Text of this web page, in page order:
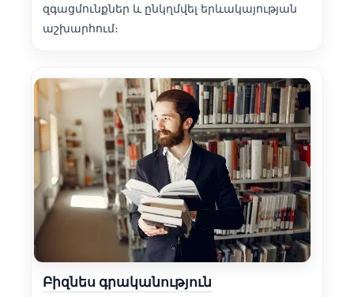
զգացմունքներ և ընկղմվել երևակայության
աշխարհում։
Բիզնես գրականություն